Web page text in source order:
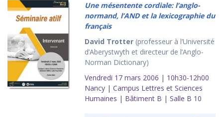
Une mésentente cordiale: l’anglo-
normand, l’AND et la lexicographie du
français
David Trotter(professeur à l’Université
d’Aberystwyth et directeur de l’Anglo-
Norman Dictionary)
Vendredi 17 mars 2006 | 10h30-12h00
Nancy | Campus Lettres et Sciences
Humaines | Bâtiment B | Salle B 10